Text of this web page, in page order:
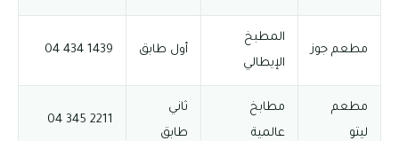
مطعم جوز
المطبخ
الإيطالي
أول طابق 1439 434 04
مطعم
ليتو
مطابخ
عالمية
ثاني
طابق
2211 345 04